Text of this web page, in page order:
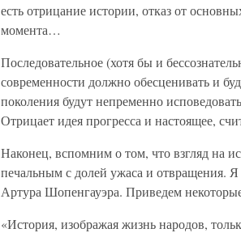
есть отрицание истории, отказ от
момента…
Последовательное (хотя бы и
современности должно обесценивать и
поколения будут непременно
Отрицает идея прогресса и настоящее,
Наконец, вспомним о том, что взгляд на
печальным с долей ужаса и отвращения.
Артура Шопенгауэра. Приведем
«История, изображая жизнь народов,